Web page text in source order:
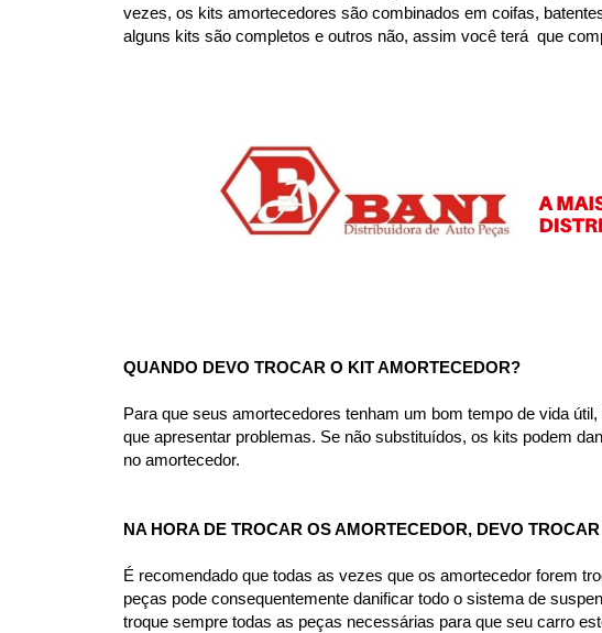
vezes, os kits amortecedores são combinados em coifas,
alguns kits são completos e outros não, assim você terá  que
QUANDO DEVO TROCAR O KIT AMORTECEDOR?
Para que seus amortecedores tenham um bom tempo de vida
que apresentar problemas. Se não substituídos, os kits podem
no amortecedor.
NA HORA DE TROCAR OS AMORTECEDOR, DEVO
É recomendado que todas as vezes que os amortecedor forem
peças pode consequentemente danificar todo o sistema de
troque sempre todas as peças necessárias para que seu carro